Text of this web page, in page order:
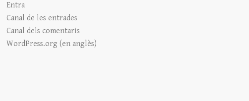
Entra
Canal de les entrades
Canal dels comentaris
WordPress.org (en anglès)